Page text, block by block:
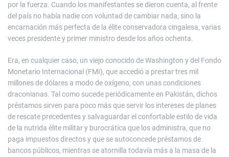
por la fuerza. Cuando los manifestantes se dieron cuenta, al frente
del país no había nadie con voluntad de cambiar nada, sino la
encarnación más perfecta de la élite conservadora cingalesa, varias
veces presidente y primer ministro desde los años ochenta.
Era, en cualquier caso, un viejo conocido de Washington y del Fondo
Monetario Internacional (FMI), que accedió a prestar tres mil
millones de dólares a modo de oxígeno, con unas condiciones
draconianas. Tal como sucede periódicamente en Pakistán, dichos
préstamos sirven para poco más que servir los intereses de planes
de rescate precedentes y salvaguardar el confortable estilo de vida
de la nutrida élite militar y burocrática que los administra, que no
paga impuestos directos y que se autoconcede préstamos de
bancos públicos, mientras se atornilla todavía más a la masa de la